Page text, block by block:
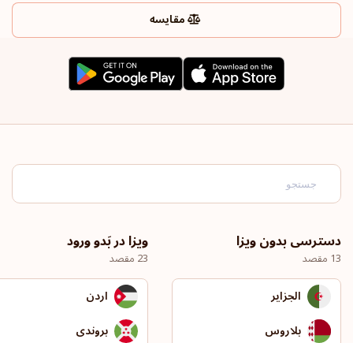
مقایسه
دسترسی بدون ویزا
13 مقصد
الجزایر
بلاروس
ویزا در بَدو ورود
23 مقصد
اردن
بروندی